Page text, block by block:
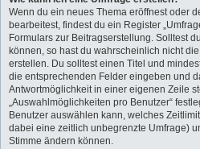
Wenn du ein neues Thema eröffnest oder
bearbeitest, findest du ein Register
Formulars zur Beitragserstellung. Solltest
können, so hast du wahrscheinlich nicht
erstellen. Du solltest einen Titel und
die entsprechenden Felder eingeben und
Antwortmöglichkeit in einer eigenen Zeile
„Auswahlmöglichkeiten pro Benutzer“
Benutzer auswählen kann, welches
dabei eine zeitlich unbegrenzte Umfrage)
Stimme ändern können.